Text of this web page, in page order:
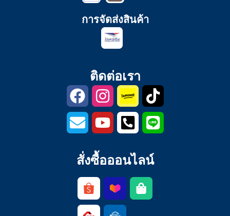
การจัดส่งสินค้า
ติดต่อเรา
สั่งซื้อออนไลน์